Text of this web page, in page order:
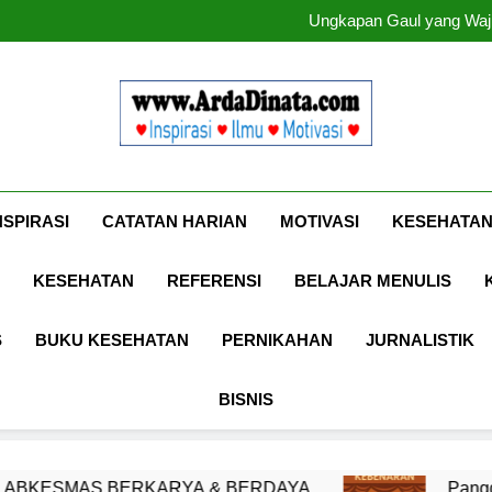
Ungkapan Gaul yang
Ungkapan Gaul yang
CATATAN HARIAN MOTIVASI
KESEHATAN REFERENSI BELAJAR MENULIS
BUKU KESEHATAN PERNIKAHAN JURNALISTIK
BISNIS
& BERDAYA Panggung Kebenaran